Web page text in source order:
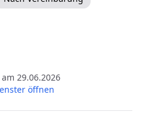
29.06.2026
öffnen